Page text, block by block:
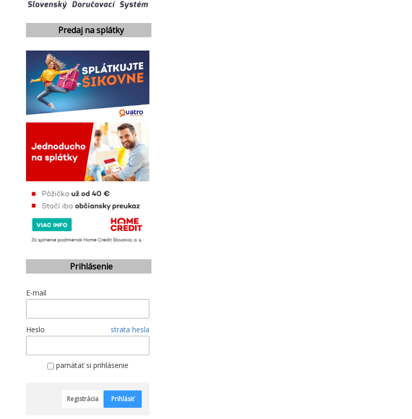
Predaj na splátky
Prihlásenie
E-mail
Heslo strata hesla
pamätať si prihlásenie
Registrácia Prihlásiť